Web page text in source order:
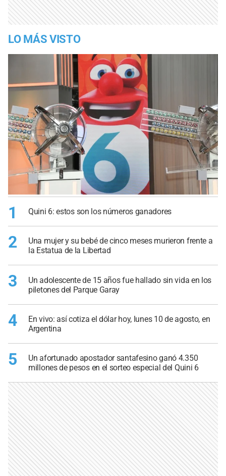
LO MÁS VISTO
1 Quini 6: estos son los números ganadores
2
Una mujer y su bebé de cinco meses murieron frente a
la Estatua de la Libertad
3
Un adolescente de 15 años fue hallado sin vida en los
piletones del Parque Garay
4
En vivo: así cotiza el dólar hoy, lunes 10 de agosto, en
Argentina
5
Un afortunado apostador santafesino ganó 4.350
millones de pesos en el sorteo especial del Quini 6